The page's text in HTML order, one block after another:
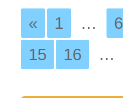
«
1 … 6
15
16 …